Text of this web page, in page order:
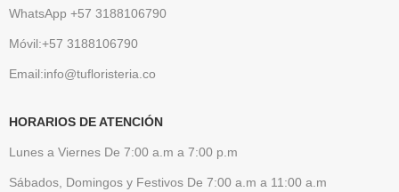
WhatsApp +57 3188106790
Móvil:+57 3188106790
Email:info@tufloristeria.co
HORARIOS DE ATENCIÓN
Lunes a Viernes De 7:00 a.m a 7:00 p.m
Sábados, Domingos y Festivos De 7:00 a.m a 11:00 a.m